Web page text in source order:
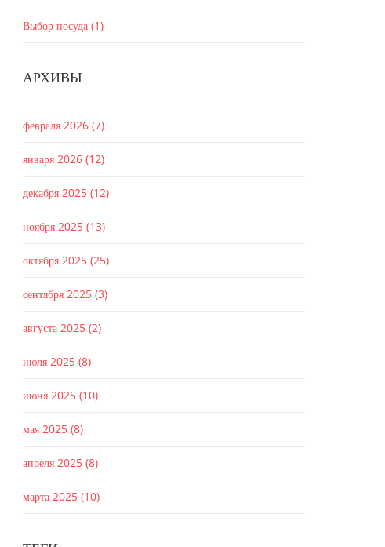
Выбор посуда (1)
АРХИВЫ
февраля 2026 (7)
января 2026 (12)
декабря 2025 (12)
ноября 2025 (13)
октября 2025 (25)
сентября 2025 (3)
августа 2025 (2)
июля 2025 (8)
июня 2025 (10)
мая 2025 (8)
апреля 2025 (8)
марта 2025 (10)